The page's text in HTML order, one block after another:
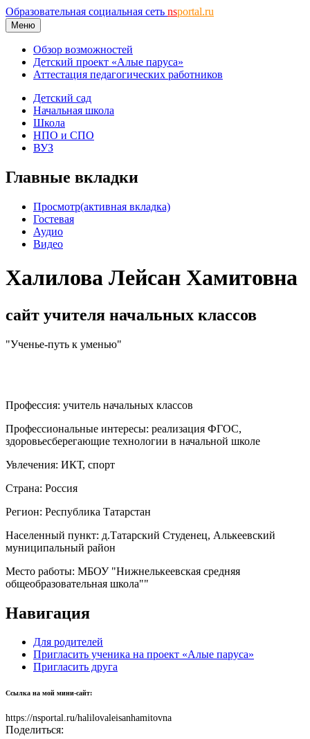
Образовательная социальная сеть nsportal.ru
Меню
Обзор возможностей
Детский проект «Алые паруса»
Аттестация педагогических работников
Детский сад
Начальная школа
Школа
НПО и СПО
ВУЗ
Главные вкладки
Просмотр(активная вкладка)
Гостевая
Аудио
Видео
Халилова Лейсан Хамитовна
сайт учителя начальных классов
"Ученье-путь к уменью"
Профессия: учитель начальных классов
Профессиональные интересы: реализация ФГОС,
здоровьесберегающие технологии в начальной школе
Увлечения: ИКТ, спорт
Страна: Россия
Регион: Республика Татарстан
Населенный пункт: д.Татарский Студенец, Алькеевский
муниципальный район
Место работы: МБОУ "Нижнелькеевская средняя
общеобразовательная школа""
Навигация
Для родителей
Пригласить ученика на проект «Алые паруса»
Пригласить друга
Ссылка на мой мини-сайт:
https://nsportal.ru/halilovaleisanhamitovna
Поделиться: